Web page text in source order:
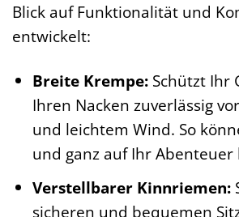
Blick auf Funktionalität und
entwickelt:
Breite Krempe:Schützt Ihr
Ihren Nacken zuverlässig
und leichtem Wind. So
und ganz auf Ihr
Verstellbarer Kinnriemen:
sicheren und bequemen